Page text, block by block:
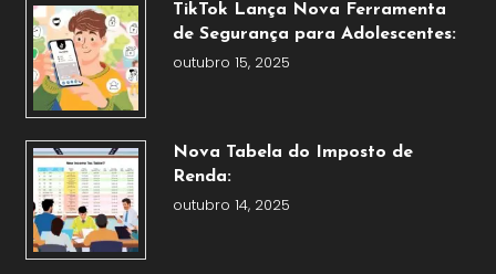
TikTok Lança Nova Ferramenta
de Segurança para Adolescentes:
outubro 15, 2025
Nova Tabela do Imposto de
Renda:
outubro 14, 2025